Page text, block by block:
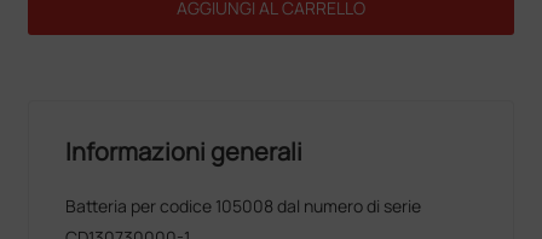
AGGIUNGI AL CARRELLO
Informazioni generali
Batteria per codice 105008 dal numero di serie